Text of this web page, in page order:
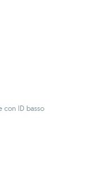
con ID basso